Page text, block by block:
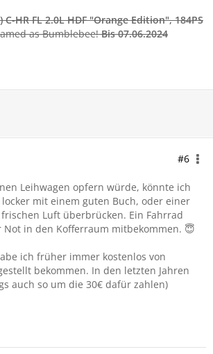
C-HR FL 2.0L HDF "Orange Edition", 184PS
as Bumblebee!Bis 07.06.2024
#6
Leihwagen opfern würde, könnte ich
mit einem guten Buch, oder einer
Luft überbrücken. Ein Fahrrad
in den Kofferraum mitbekommen. 😇
ich früher immer kostenlos von
bekommen. In den letzten Jahren
auch so um die 30€ dafür zahlen)